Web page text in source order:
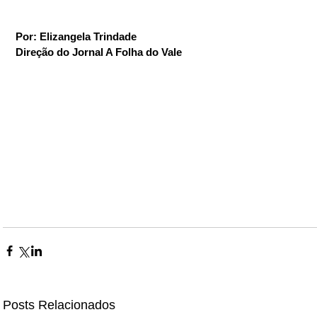
Por: Elizangela Trindade
Direção do Jornal A Folha do Vale
Posts Relacionados